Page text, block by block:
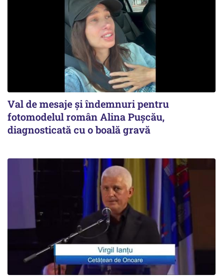
Val de mesaje și îndemnuri pentru
fotomodelul român Alina Pușcău,
diagnosticată cu o boală gravă